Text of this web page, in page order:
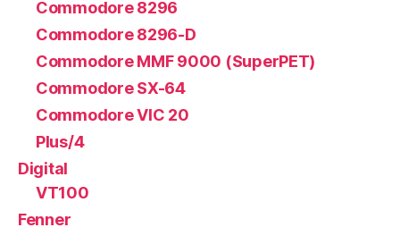
Commodore 8296
Commodore 8296-D
Commodore MMF 9000 (SuperPET)
Commodore SX-64
Commodore VIC 20
Plus/4
Digital
VT100
Fenner